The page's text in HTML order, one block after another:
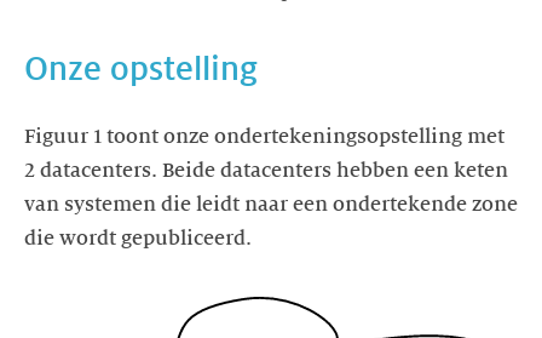
Onze opstelling
Figuur 1 toont onze ondertekeningsopstelling met
2 datacenters. Beide datacenters hebben een keten
van systemen die leidt naar een ondertekende zone
die wordt gepubliceerd.